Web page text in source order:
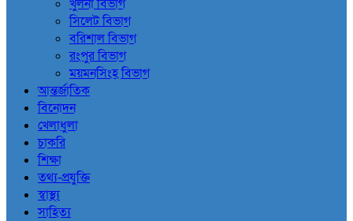
খুলনা বিভাগ
সিলেট বিভাগ
বরিশাল বিভাগ
রংপুর বিভাগ
ময়মনসিংহ বিভাগ
আন্তর্জাতিক
বিনোদন
খেলাধুলা
চাকরি
শিক্ষা
তথ্য-প্রযুক্তি
স্বাস্থ্য
সাহিত্য